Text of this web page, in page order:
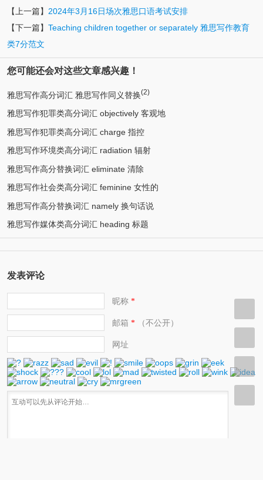
【上一篇】 2024年3月16日场次雅思口语考试安排
【下一篇】 Teaching children together or separately 雅思写作教育
类7分范文
您可能还会对这些文章感兴趣！
雅思写作高分词汇 雅思写作同义替换(2)
雅思写作犯罪类高分词汇 objectively 客观地
雅思写作犯罪类高分词汇 charge 指控
雅思写作环境类高分词汇 radiation 辐射
雅思写作高分替换词汇 eliminate 清除
雅思写作社会类高分词汇 feminine 女性的
雅思写作高分替换词汇 namely 换句话说
雅思写作媒体类高分词汇 heading 标题
发表评论
昵称*
邮箱 *（不公开）
网址